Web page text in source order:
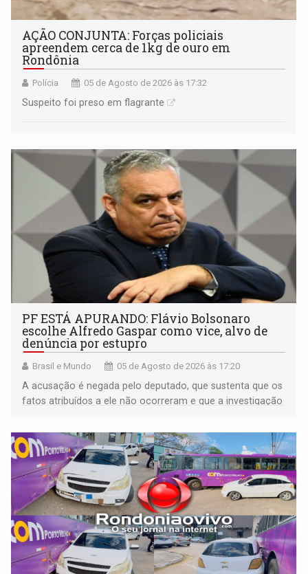
AÇÃO CONJUNTA: Forças policiais
apreendem cerca de 1kg de ouro em
Rondônia
Polícia 05 de Agosto de 2026 às 17:32
Suspeito foi preso em flagrante
PF ESTÁ APURANDO: Flávio Bolsonaro
escolhe Alfredo Gaspar como vice, alvo de
denúncia por estupro
Brasil e Mundo 05 de Agosto de 2026 às 17:20
A acusação é negada pelo deputado, que sustenta que os
fatos atribuídos a ele não ocorreram e que a investigação